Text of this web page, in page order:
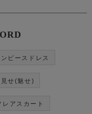
ピースドレス
せ(魅せ)
アスカート